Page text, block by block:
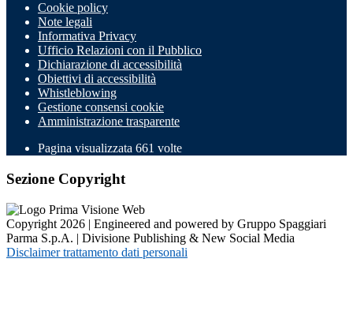
Cookie policy
Note legali
Informativa Privacy
Ufficio Relazioni con il Pubblico
Dichiarazione di accessibilità
Obiettivi di accessibilità
Whistleblowing
Gestione consensi cookie
Amministrazione trasparente
Pagina visualizzata 661 volte
Sezione Copyright
Copyright 2026 | Engineered and powered by Gruppo Spaggiari
Parma S.p.A. | Divisione Publishing & New Social Media
Disclaimer trattamento dati personali